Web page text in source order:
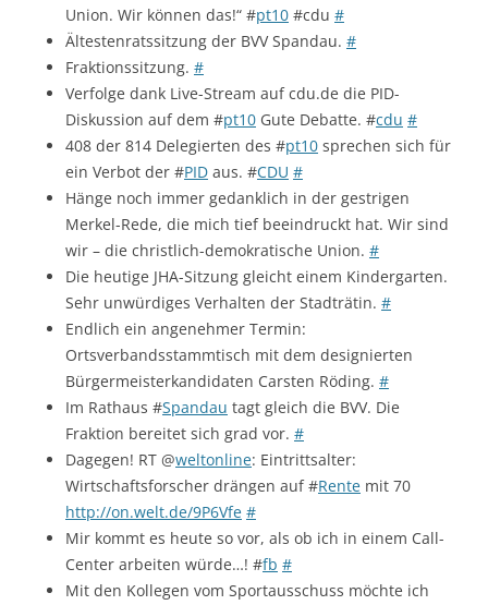
Union. Wir können das!“ #pt10 #cdu #
Ältestenratssitzung der BVV Spandau. #
Fraktionssitzung. #
Verfolge dank Live-Stream auf cdu.de die PID-
Diskussion auf dem #pt10 Gute Debatte. #cdu #
408 der 814 Delegierten des #pt10 sprechen sich für
ein Verbot der #PID aus. #CDU #
Hänge noch immer gedanklich in der gestrigen
Merkel-Rede, die mich tief beeindruckt hat. Wir sind
wir – die christlich-demokratische Union. #
Die heutige JHA-Sitzung gleicht einem Kindergarten.
Sehr unwürdiges Verhalten der Stadträtin. #
Endlich ein angenehmer Termin:
Ortsverbandsstammtisch mit dem designierten
Bürgermeisterkandidaten Carsten Röding. #
Im Rathaus #Spandau tagt gleich die BVV. Die
Fraktion bereitet sich grad vor. #
Dagegen! RT @weltonline: Eintrittsalter:
Wirtschaftsforscher drängen auf #Rente mit 70
http://on.welt.de/9P6Vfe #
Mir kommt es heute so vor, als ob ich in einem Call-
Center arbeiten würde…! #fb #
Mit den Kollegen vom Sportausschuss möchte ich